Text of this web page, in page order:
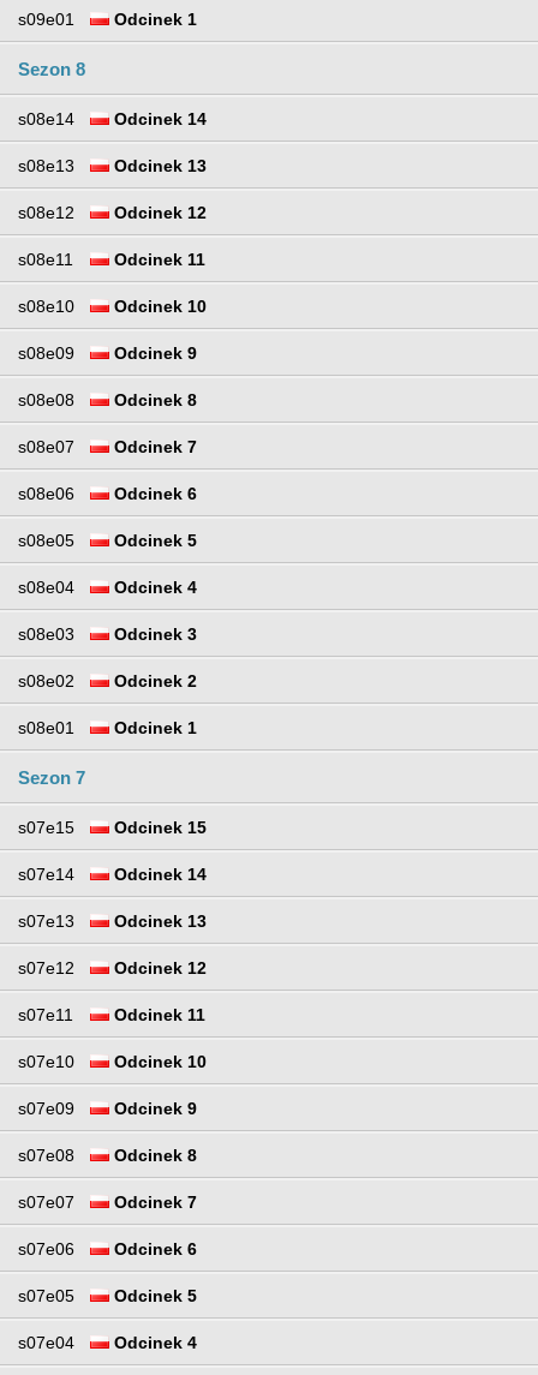
s09e01 Odcinek 1
Sezon 8
s08e14 Odcinek 14
s08e13 Odcinek 13
s08e12 Odcinek 12
s08e11 Odcinek 11
s08e10 Odcinek 10
s08e09 Odcinek 9
s08e08 Odcinek 8
s08e07 Odcinek 7
s08e06 Odcinek 6
s08e05 Odcinek 5
s08e04 Odcinek 4
s08e03 Odcinek 3
s08e02 Odcinek 2
s08e01 Odcinek 1
Sezon 7
s07e15 Odcinek 15
s07e14 Odcinek 14
s07e13 Odcinek 13
s07e12 Odcinek 12
s07e11 Odcinek 11
s07e10 Odcinek 10
s07e09 Odcinek 9
s07e08 Odcinek 8
s07e07 Odcinek 7
s07e06 Odcinek 6
s07e05 Odcinek 5
s07e04 Odcinek 4